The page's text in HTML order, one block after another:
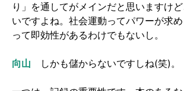
り」を通してがメインだと思いますけ
いですよね。社会運動ってパワーが求
って即効性があるわけでもないし。
向山 しかも儲からないですしね(笑)。